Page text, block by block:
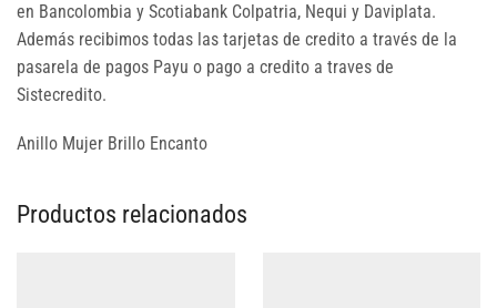
en Bancolombia y Scotiabank Colpatria, Nequi y Daviplata.
Además recibimos todas las tarjetas de credito a través de la
pasarela de pagos Payu o pago a credito a traves de
Sistecredito.
Anillo Mujer Brillo Encanto
Productos relacionados